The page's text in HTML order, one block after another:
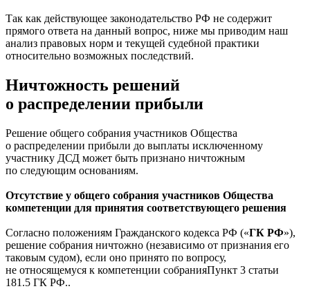
Так как действующее законодательство РФ не содержит
прямого ответа на данный вопрос, ниже мы приводим наш
анализ правовых норм и текущей судебной практики
относительно возможных последствий.
Ничтожность решений
о распределении прибыли
Решение общего собрания участников Общества
о распределении прибыли до выплаты исключенному
участнику ДСД может быть признано ничтожным
по следующим основаниям.
Отсутствие у общего собрания участников Общества
компетенции для принятия соответствующего решения
Согласно положениям Гражданского кодекса РФ («ГК РФ»),
решение собрания ничтожно (независимо от признания его
таковым судом), если оно принято по вопросу,
не относящемуся к компетенции собранияПункт 3 статьи
181.5 ГК РФ..